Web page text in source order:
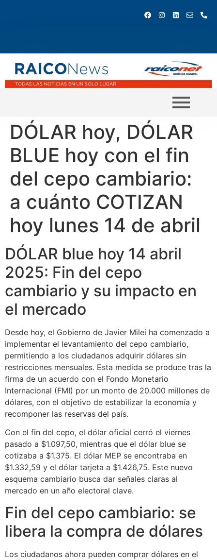
DÓLAR hoy, DÓLAR
BLUE hoy con el fin
del cepo cambiario:
a cuánto COTIZAN
hoy lunes 14 de abril
DÓLAR blue hoy 14 abril
2025: Fin del cepo
cambiario y su impacto en
el mercado
Desde hoy, el Gobierno de Javier Milei ha comenzado a
implementar el levantamiento del cepo cambiario,
permitiendo a los ciudadanos adquirir dólares sin
restricciones mensuales. Esta medida se produce tras la
firma de un acuerdo con el Fondo Monetario
Internacional (FMI) por un monto de 20.000 millones de
dólares, con el objetivo de estabilizar la economía y
recomponer las reservas del país.
Con el fin del cepo, el dólar oficial cerró el viernes
pasado a $1.097,50, mientras que el dólar blue se
cotizaba a $1.375. El dólar MEP se encontraba en
$1.332,59 y el dólar tarjeta a $1.426,75. Este nuevo
esquema cambiario busca dar señales claras al
mercado en un año electoral clave.
Fin del cepo cambiario: se
libera la compra de dólares
Los ciudadanos ahora pueden comprar dólares en el